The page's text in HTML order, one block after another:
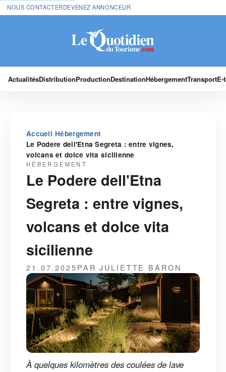
NOUS CONTACTERDEVENEZ ANNONCEUR
ActualitésDistributionProductionDestinationHébergementTransport
Accueil›Hébergement›
Le Podere dell'Etna Segreta : entre vignes,
volcans et dolce vita sicilienne
HÉBERGEMENT
Le Podere dell'Etna
Segreta : entre vignes,
volcans et dolce vita
sicilienne
21.07.2025PAR JULIETTE BARON
À quelques kilomètres des coulées de lave